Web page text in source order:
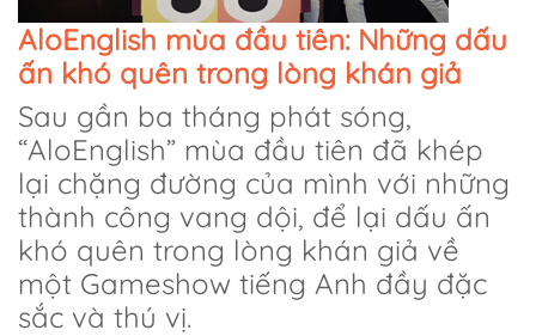
AloEnglish mùa đầu tiên: Những dấu
ấn khó quên trong lòng khán giả
Sau gần ba tháng phát sóng,
“AloEnglish” mùa đầu tiên đã khép
lại chặng đường của mình với những
thành công vang dội, để lại dấu ấn
khó quên trong lòng khán giả về
một Gameshow tiếng Anh đầy đặc
sắc và thú vị.